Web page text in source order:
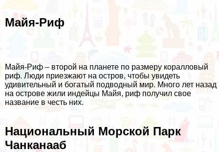
Майя-Риф
Майя-Риф – второй на планете по размеру коралловый
риф. Люди приезжают на остров, чтобы увидеть
удивительный и богатый подводный мир. Много лет назад
на острове жили индейцы Майя, риф получил свое
название в честь них.
Национальный Морской Парк
Чанканааб